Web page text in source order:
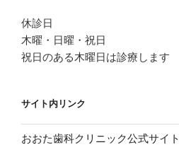
休診日
木曜・日曜・祝日
祝日のある木曜日は診療します
サイト内リンク
おおた歯科クリニック公式サイト